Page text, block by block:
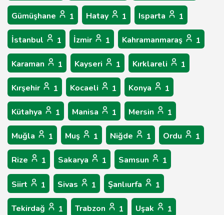
Gümüşhane 1 Hatay 1 Isparta 1
İstanbul 1 İzmir 1 Kahramanmaraş 1
Karaman 1 Kayseri 1 Kırklareli 1
Kırşehir 1 Kocaeli 1 Konya 1
Kütahya 1 Manisa 1 Mersin 1
Muğla 1 Muş 1 Niğde 1 Ordu 1
Rize 1 Sakarya 1 Samsun 1
Siirt 1 Sivas 1 Şanlıurfa 1
Tekirdağ 1 Trabzon 1 Uşak 1